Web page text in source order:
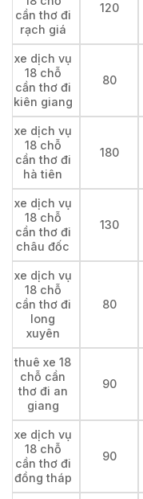
cần thơ đi
rạch giá
120
xe dịch vụ
18 chỗ
cần thơ đi
kiên giang
80
xe dịch vụ
18 chỗ
cần thơ đi
hà tiên
180
xe dịch vụ
18 chỗ
cần thơ đi
châu đốc
130
xe dịch vụ
18 chỗ
cần thơ đi
long
xuyên
80
thuê xe 18
chỗ cần
thơ đi an
giang
90
xe dịch vụ
18 chỗ
cần thơ đi
đồng tháp
90